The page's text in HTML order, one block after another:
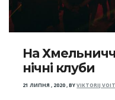
На
нічні клуби
21 ЛИПНЯ , 2020,BYVIKTORIJ